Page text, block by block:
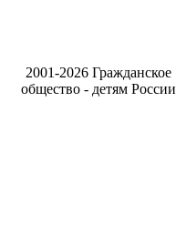
2001-2026 Гражданское
общество - детям России